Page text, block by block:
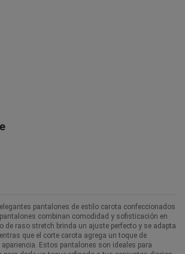
pantalones de estilo carota confeccionados
combinan comodidad y sofisticación en
de raso stretch brinda un ajuste perfecto y se adapta
que el corte carota agrega un toque de
Estos pantalones son ideales para